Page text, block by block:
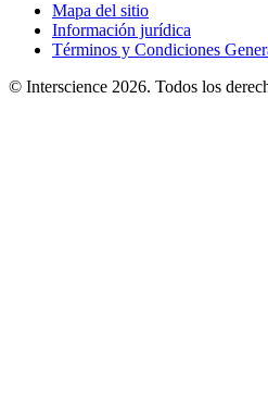
Mapa del sitio
Información jurídica
Términos y Condiciones
© Interscience 2026. Todos los